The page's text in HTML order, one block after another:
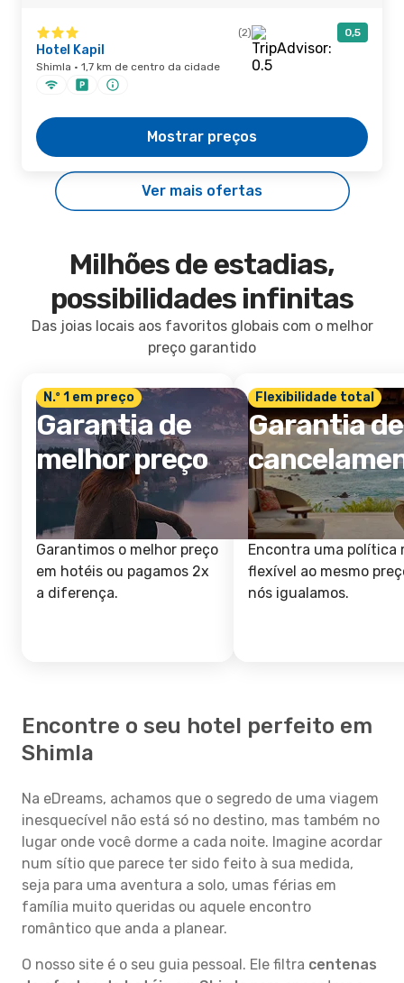
(2) 0,5
Hotel Kapil
Shimla · 1,7 km de centro da cidade
Mostrar preços
Ver mais ofertas
Milhões de estadias,
possibilidades infinitas
Das joias locais aos favoritos globais com o melhor
preço garantido
N.º 1 em preço
Garantia de
melhor preço
Garantimos o melhor preço
em hotéis ou pagamos 2x
a diferença.
Flexibilidade total
Garantia de
Encontra uma política
flexível ao mesmo
nós igualamos.
Encontre o seu hotel perfeito em
Shimla
Na eDreams, achamos que o segredo de uma viagem
inesquecível não está só no destino, mas também no
lugar onde você dorme a cada noite. Imagine acordar
num sítio que parece ter sido feito à sua medida,
seja para uma aventura a solo, umas férias em
família muito queridas ou aquele encontro
romântico que anda a planear.
O nosso site é o seu guia pessoal. Ele filtra centenas